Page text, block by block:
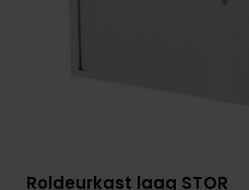
Bekijk product
Roldeurkast laag STOR